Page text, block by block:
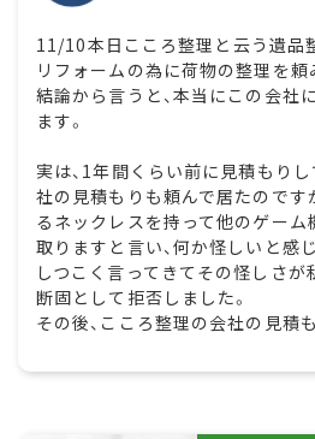
11/10本日こころ整理と云う遺品
リフォームの為に荷物の整理を頼
結論から言うと、本当にこの会社
ます。
実は、1年間くらい前に見積もり
社の見積もりも頼んで居たのです
るネックレスを持って他のゲー
取りますと言い、何か怪しいと感
しつこく言ってきてその怪しさが
断固として拒否しました。
その後、こころ整理の会社の見積